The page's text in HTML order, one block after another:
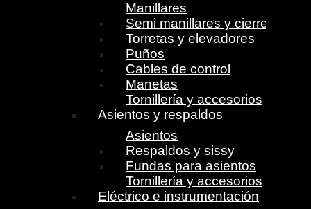
Manillares
Semi manillares y cierres
Torretas y elevadores
Puños
Cables de control
Manetas
Tornillería y accesorios
Asientos y respaldos
Asientos
Respaldos y sissy
Fundas para asientos
Tornillería y accesorios
Eléctrico e instrumentación